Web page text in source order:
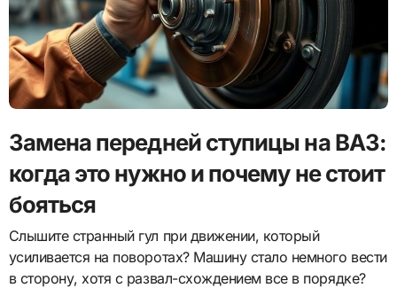
Замена передней ступицы на ВАЗ:
когда это нужно и почему не стоит
бояться
Слышите странный гул при движении, который
усиливается на поворотах? Машину стало немного вести
в сторону, хотя с развал-схождением все в порядке?